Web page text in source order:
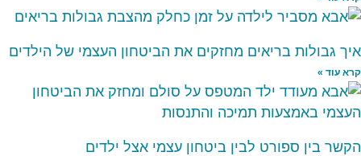
איך גבולות בריאים מחזקים את הביטחון העצמי של הילדים
קרא עוד »
הקשר בין ספורט לבין ביטחון עצמי אצל ילדים